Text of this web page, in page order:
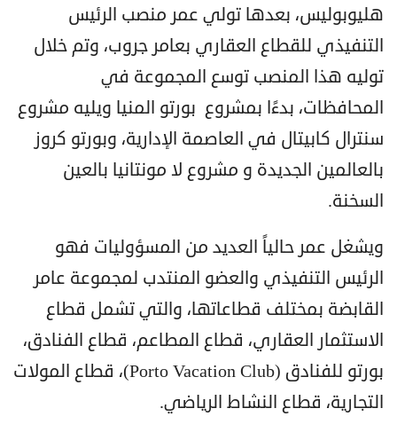
هليوبوليس، بعدها تولي عمر منصب الرئيس
التنفيذي للقطاع العقاري بعامر جروب، وتم خلال
توليه هذا المنصب توسع المجموعة في
المحافظات، بدءًا بمشروع بورتو المنيا ويليه مشروع
سنترال كابيتال في العاصمة الإدارية، وبورتو كروز
بالعالمين الجديدة و مشروع لا مونتانيا بالعين
السخنة.
ويشغل عمر حالياً العديد من المسؤوليات فهو
الرئيس التنفيذي والعضو المنتدب لمجموعة عامر
القابضة بمختلف قطاعاتها، والتي تشمل قطاع
الاستثمار العقاري، قطاع المطاعم، قطاع الفنادق،
بورتو للفنادق (Porto Vacation Club)، قطاع المولات
التجارية، قطاع النشاط الرياضي.